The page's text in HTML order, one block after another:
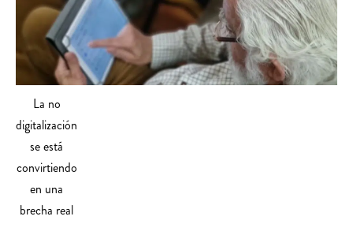
La no
digitalización
se está
convirtiendo
en una
brecha real